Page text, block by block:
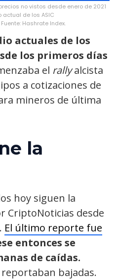
no vistos desde enero de 2021
actual de los ASIC
Hashrate Index.
actuales de los
los primeros días
el rallyalcista
a cotizaciones de
mineros de última
la
hoy siguen la
CriptoNoticias desde
El último reporte fue
entonces se
de caídas.
bajadas.